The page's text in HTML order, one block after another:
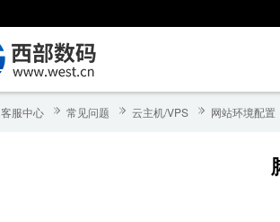
客服中心 常见问题 云主机/VPS 网站环境配置